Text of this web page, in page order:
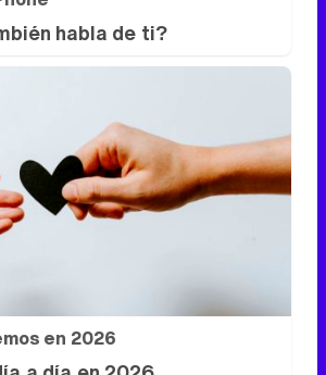
habla de ti?